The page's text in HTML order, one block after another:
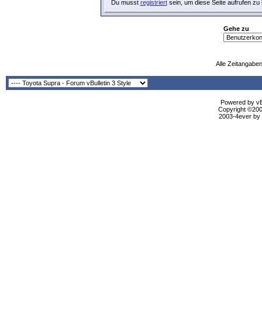
Du musst registriertsein, um diese Seite aufrufen zu
Gehe zu
Alle
Powered by
Copyright
2003-4ever by